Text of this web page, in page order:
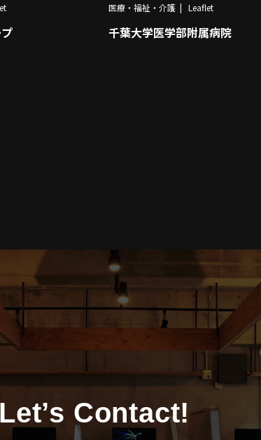
医療・福祉・介護 Leaflet
千葉大学医学部附属病院
Let’s Contact!